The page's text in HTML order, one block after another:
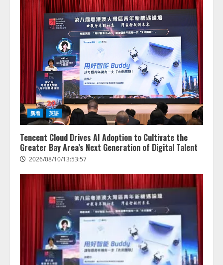
新着 英語
Tencent Cloud Drives AI Adoption to Cultivate the
Greater Bay Area’s Next Generation of Digital Talent
2026/08/10/13:53:57